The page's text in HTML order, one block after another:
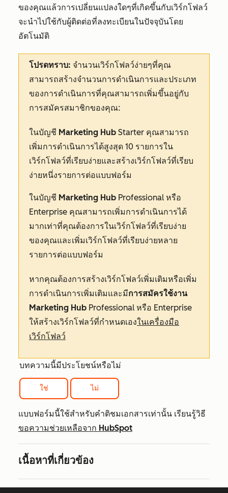
ของคุณแล้วการเปลี่ยนแปลงใดๆที่เกิดขึ้นกับเวิร์กโฟลว์
จะนำไปใช้กับผู้ติดต่อที่ลงทะเบียนในปัจจุบันโดย
อัตโนมัติ
โปรดทราบ: จำนวนเวิร์กโฟลว์ง่ายๆที่คุณ
สามารถสร้างจำนวนการดำเนินการและประเภท
ของการดำเนินการที่คุณสามารถเพิ่มขึ้นอยู่กับ
การสมัครสมาชิกของคุณ:
ในบัญชี Marketing Hub Starter คุณสามารถ
เพิ่มการดำเนินการได้สูงสุด 10 รายการใน
เวิร์กโฟลว์ที่เรียบง่ายและสร้างเวิร์กโฟลว์ที่เรียบ
ง่ายหนึ่งรายการต่อแบบฟอร์ม
ในบัญชี Marketing Hub Professional หรือ
Enterprise คุณสามารถเพิ่มการดำเนินการได้
มากเท่าที่คุณต้องการในเวิร์กโฟลว์ที่เรียบง่าย
ของคุณและเพิ่มเวิร์กโฟลว์ที่เรียบง่ายหลาย
รายการต่อแบบฟอร์ม
หากคุณต้องการสร้างเวิร์กโฟลว์เพิ่มเติมหรือเพิ่ม
การดำเนินการเพิ่มเติมและมีการสมัครใช้งาน
Marketing Hub Professional หรือ Enterprise
ให้สร้างเวิร์กโฟลว์ที่กำหนดเองในเครื่องมือ
เวิร์กโฟลว์
บทความนี้มีประโยชน์หรือไม่
ใช่ ไม่
แบบฟอร์มนี้ใช้สำหรับคำติชมเอกสารเท่านั้น เรียนรู้วิธี
ขอความช่วยเหลือจาก HubSpot
เนื้อหาที่เกี่ยวข้อง